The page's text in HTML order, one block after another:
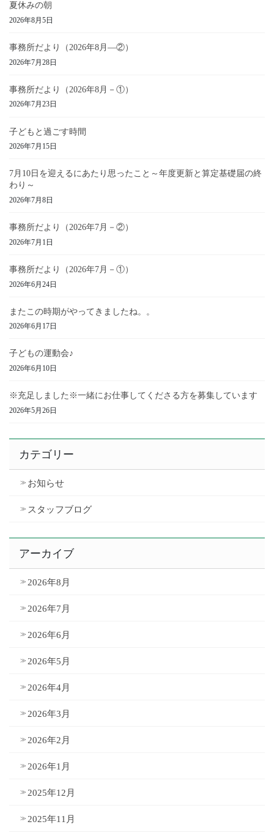
夏休みの朝
2026年8月5日
事務所だより（2026年8月―②）
2026年7月28日
事務所だより（2026年8月－①）
2026年7月23日
子どもと過ごす時間
2026年7月15日
7月10日を迎えるにあたり思ったこと～年度更新と算定基礎届の終
わり～
2026年7月8日
事務所だより（2026年7月－②）
2026年7月1日
事務所だより（2026年7月－①）
2026年6月24日
またこの時期がやってきましたね。。
2026年6月17日
子どもの運動会♪
2026年6月10日
※充足しました※一緒にお仕事してくださる方を募集しています
2026年5月26日
カテゴリー
お知らせ
スタッフブログ
アーカイブ
2026年8月
2026年7月
2026年6月
2026年5月
2026年4月
2026年3月
2026年2月
2026年1月
2025年12月
2025年11月